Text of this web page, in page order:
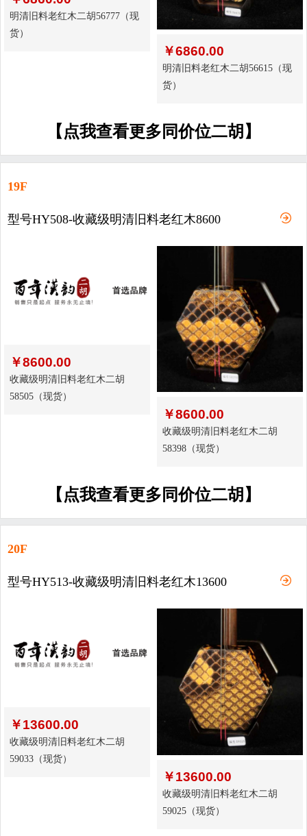
明清旧料老红木二胡56777（现
货）
￥6860.00
明清旧料老红木二胡56615（现
货）
【点我查看更多同价位二胡】
19F
型号HY508-收藏级明清旧料老红木8600
￥8600.00
收藏级明清旧料老红木二胡
58505（现货）
￥8600.00
收藏级明清旧料老红木二胡
58398（现货）
【点我查看更多同价位二胡】
20F
型号HY513-收藏级明清旧料老红木13600
￥13600.00
收藏级明清旧料老红木二胡
59033（现货）
￥13600.00
收藏级明清旧料老红木二胡
59025（现货）